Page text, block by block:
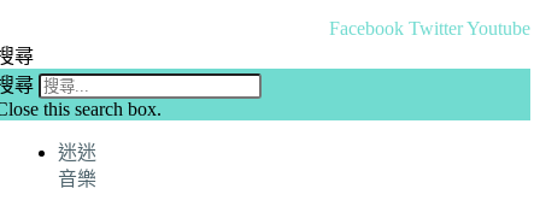
Facebook TwitterYoutube
尋
尋
this search box.
迷迷
音樂